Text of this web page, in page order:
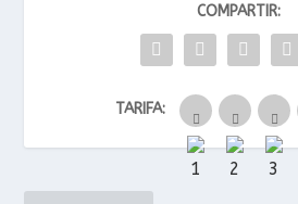
COMPARTIR:
TARIFA: